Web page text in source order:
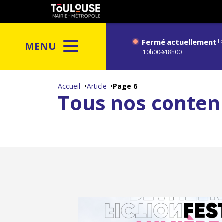
au
principal
Toulouse
MENU Fermé actuellement
10h00 18h00
Accueil Article Page 6
Tous nos
Gestion de vos préférences sur les cookies